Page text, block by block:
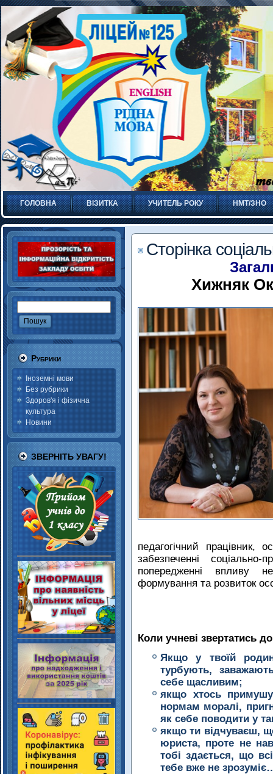
ГОЛОВНА ВІЗИТКА УЧИТЕЛЬ РОКУ НМТ/ЗНО
Рубрики
Іноземні мови
Без рубрики
Здоров'я і фізична
культура
Новини
ЗВЕРНІТЬ УВАГУ!
Сторінка
Хижняк
педагогічний працівник,
забезпеченні
попередженні впливу
формування та розвиток
Коли учневі звертатись
Якщо у твоїй
турбують,
себе щасливим; ​
якщо хтось
нормам моралі,
як себе поводити у
якщо ти відчуваєш,
юриста, проте не
тобі здається, що
тебе вже не